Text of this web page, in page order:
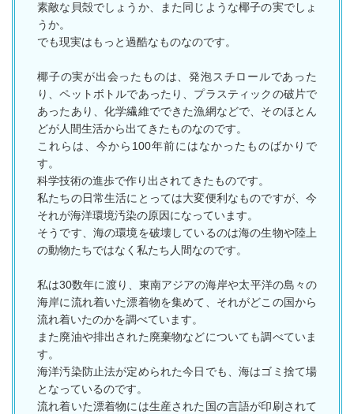
素敵な貝殻でしょうか、また同じような椰子の実でしょ
うか。
でも現実はもっと過酷なものなのです。
椰子の実が出会ったものは、発泡スチロールであった
り、ペットボトルであったり、プラスティックの破片で
あったあり、化学繊維でできた漁網などで、そのほとん
どが人間生活から出てきたものなのです。
これらは、今から100年前にはなかったものばかりで
す。
科学技術の進歩で作り出されてきたものです。
私たちの日常生活にとっては大変便利なものですが、今
それが海洋環境汚染の原因になっています。
そうです、海の環境を破壊しているのは海の生物や陸上
の動物たちではなく私たち人間なのです。
私は30数年に渡り、東南アジアの海岸や太平洋の島々の
海岸に流れ着いた漂着物を集めて、それがどこの国から
流れ着いたのかを調べています。
また廃油や排出された廃棄物などについても調べていま
す。
海洋汚染防止法が定められた今日でも、海はゴミ捨て場
となっているのです。
流れ着いた漂着物には生産された国の言語が印刷されて